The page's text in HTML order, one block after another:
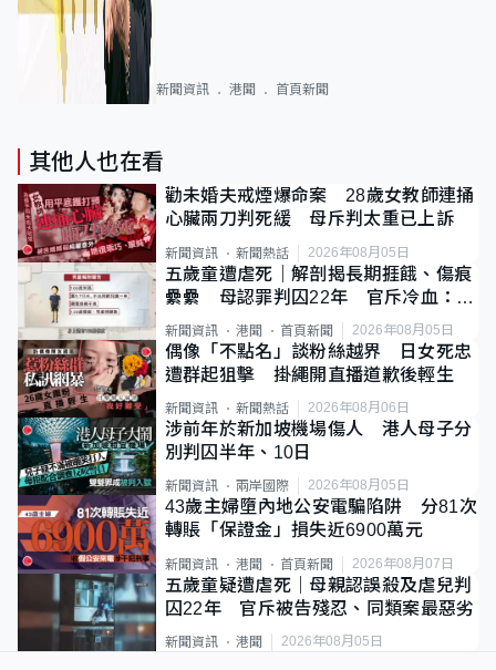
新聞資訊 港聞 首頁新聞
其他人也在看
勸未婚夫戒煙爆命案 28歲女教師連捅
心臟兩刀判死緩 母斥判太重已上訴
新聞資訊 新聞熱話 2026年08月05日
五歲童遭虐死｜解剖揭長期捱餓、傷痕
纍纍 母認罪判囚22年 官斥冷血：同
類案最惡劣
新聞資訊 港聞 首頁新聞 2026年08月05日
偶像「不點名」談粉絲越界 日女死忠
遭群起狙擊 掛繩開直播道歉後輕生
新聞資訊 新聞熱話 2026年08月06日
涉前年於新加坡機場傷人 港人母子分
別判囚半年、10日
新聞資訊 兩岸國際 2026年08月05日
43歲主婦墮內地公安電騙陷阱 分81次
轉賬「保證金」損失近6900萬元
新聞資訊 港聞 首頁新聞 2026年08月07日
五歲童疑遭虐死｜母親認誤殺及虐兒判
囚22年 官斥被告殘忍、同類案最惡劣
新聞資訊 港聞 2026年08月05日